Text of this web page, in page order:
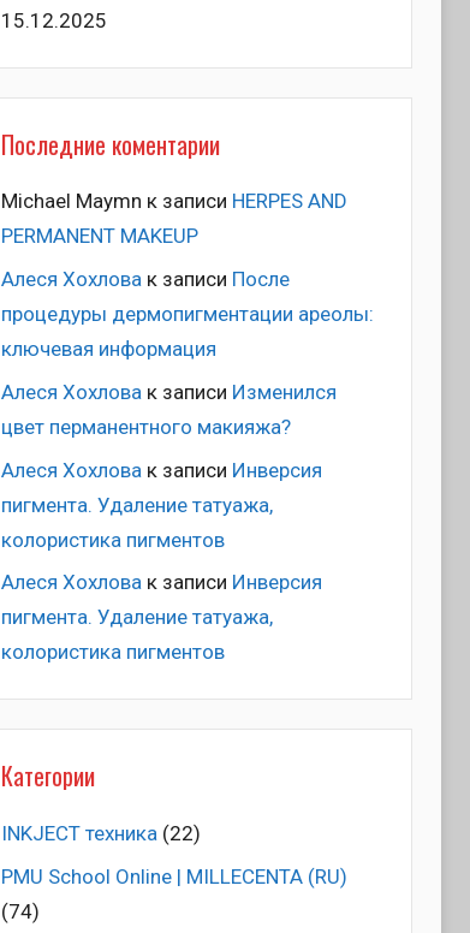
15.12.2025
Последние коментарии
Michael Maymn к записи HERPES AND
PERMANENT MAKEUP
Алеся Хохловак записи После
процедуры дермопигментации ареолы:
ключевая информация
Алеся Хохлова к записи Изменился
цвет перманентного макияжа?
Алеся Хохлова к записи Инверсия
пигмента. Удаление татуажа,
колористика пигментов
Алеся Хохловак записи Инверсия
пигмента. Удаление татуажа,
колористика пигментов
Категории
INKJECT техника (22)
PMU School Online | MILLECENTA (RU)
(74)